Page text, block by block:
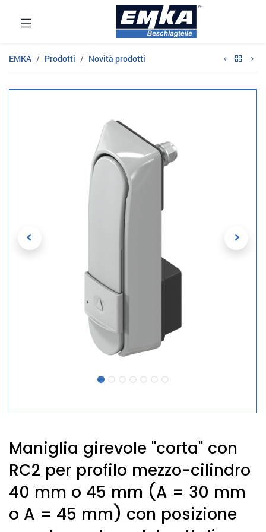
EMKA Prodotti Novità prodotti
Maniglia girevole "corta" con
RC2 per profilo mezzo-cilindro
40 mm o 45 mm (A = 30 mm
o A = 45 mm) con posizione